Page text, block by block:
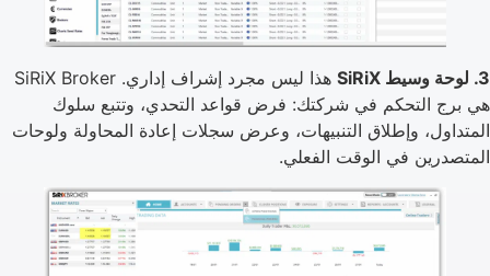
3. لوحة وسيط SiRiX
هذا ليس مجرد إشراف إداري. SiRiX Broker
هي برج التحكم في شركتك: فرض قواعد التحدي، وتتبع سلوك
المتداول، وإطلاق التنبيهات، وعرض سجلات إعادة المحاولة ولوحات
المتصدرين في الوقت الفعلي.